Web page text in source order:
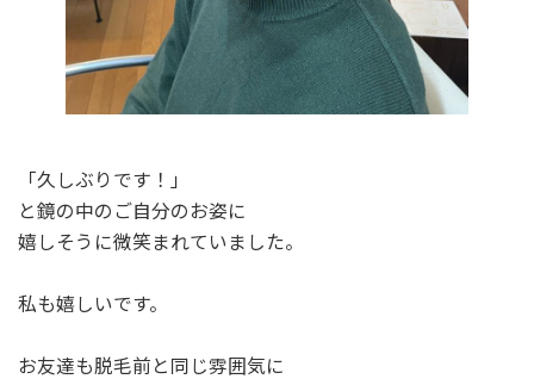
「久しぶりです！」
と鏡の中のご自分のお姿に
嬉しそうに微笑まれていました。
私も嬉しいです。
お友達も脱毛前と同じ雰囲気に